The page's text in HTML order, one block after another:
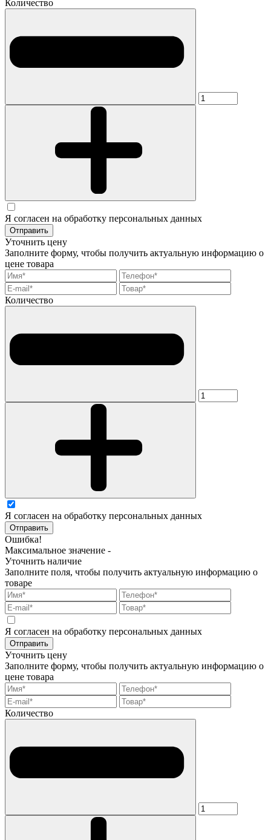
Количество
Я согласен на обработку персональных данных
Отправить
Уточнить цену
Заполните форму, чтобы получить актуальную информацию о
цене товара
Количество
Я согласен на обработку персональных данных
Отправить
Ошибка!
Максимальное значение -
Уточнить наличие
Заполните поля, чтобы получить актуальную информацию о
товаре
Я согласен на обработку персональных данных
Отправить
Уточнить цену
Заполните форму, чтобы получить актуальную информацию о
цене товара
Количество